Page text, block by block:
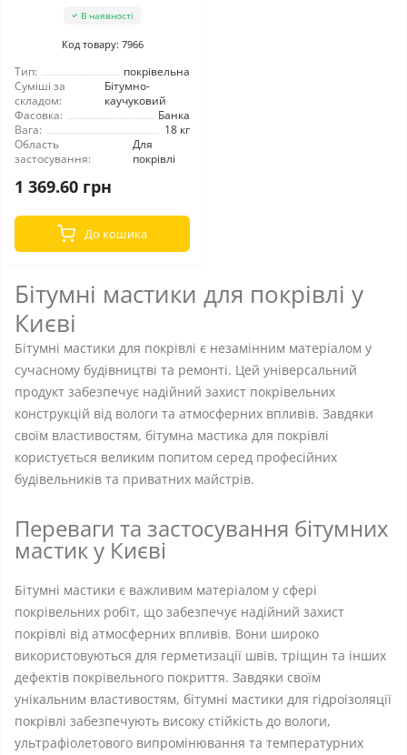
В наявності
Код товару: 7966
Тип:
покрівельна
Суміші за
складом:
Бітумно-
каучуковий
Фасовка:
Банка
Вага:
18 кг
Область
застосування:
Для
покрівлі
1 369.60 грн
До кошика
Бітумні мастики для покрівлі у
Києві
Бітумні мастики для покрівлі є незамінним матеріалом у
сучасному будівництві та ремонті. Цей універсальний
продукт забезпечує надійний захист покрівельних
конструкцій від вологи та атмосферних впливів. Завдяки
своїм властивостям, бітумна мастика для покрівлі
користується великим попитом серед професійних
будівельників та приватних майстрів.
Переваги та застосування бітумних
мастик у Києві
Бітумні мастики є важливим матеріалом у сфері
покрівельних робіт, що забезпечує надійний захист
покрівлі від атмосферних впливів. Вони широко
використовуються для герметизації швів, тріщин та інших
дефектів покрівельного покриття. Завдяки своїм
унікальним властивостям, бітумні мастики для гідроізоляції
покрівлі забезпечують високу стійкість до вологи,
ультрафіолетового випромінювання та температурних